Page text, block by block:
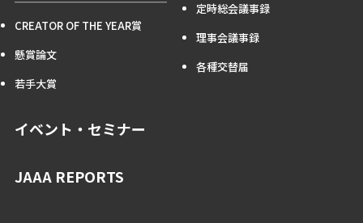
CREATOR OF THE YEAR賞
懸賞論文
若手大賞
イベント・セミナー
JAAA REPORTS
定時総会議事録
理事会議事録
各種交替届